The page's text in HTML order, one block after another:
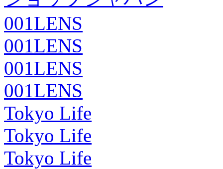
001LENS
001LENS
001LENS
001LENS
Tokyo Life
Tokyo Life
Tokyo Life